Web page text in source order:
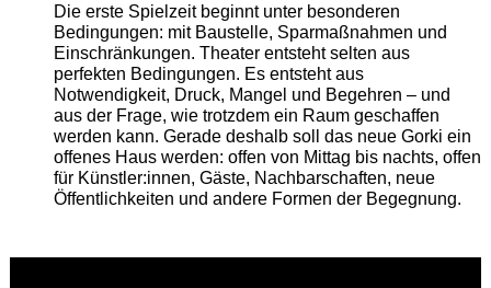
Die erste Spielzeit beginnt unter besonderen
Bedingungen: mit Baustelle, Sparmaßnahmen und
Einschränkungen. Theater entsteht selten aus
perfekten Bedingungen. Es entsteht aus
Notwendigkeit, Druck, Mangel und Begehren – und
aus der Frage, wie trotzdem ein Raum geschaffen
werden kann. Gerade deshalb soll das neue Gorki ein
offenes Haus werden: offen von Mittag bis nachts, offen
für Künstler:innen, Gäste, Nachbarschaften, neue
Öffentlichkeiten und andere Formen der Begegnung.